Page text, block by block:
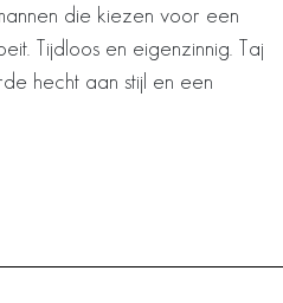
die kiezen voor een
Tijdloos en eigenzinnig. Taj
hecht aan stijl en een